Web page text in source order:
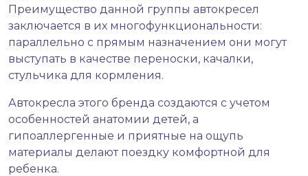
Преимущество данной группы автокресел
заключается в их многофункциональности:
параллельно с прямым назначением они могут
выступать в качестве переноски, качалки,
стульчика для кормления.
Автокресла этого бренда создаются с учетом
особенностей анатомии детей, а
гипоаллергенные и приятные на ощупь
материалы делают поездку комфортной для
ребенка.